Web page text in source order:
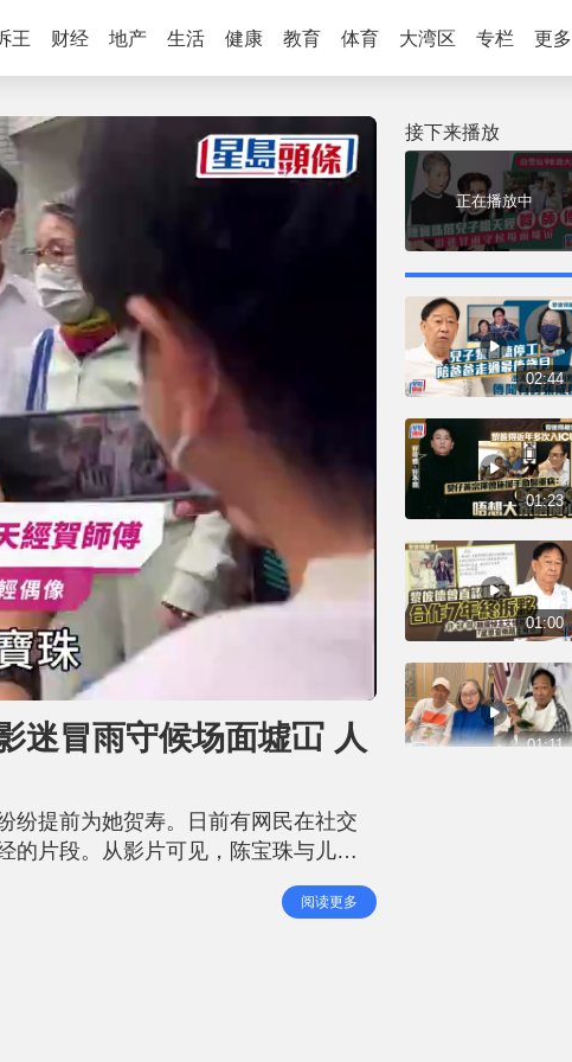
王 财经 地产 生活 健康 教育 体育 大湾区 专栏 更多
迷冒雨守候场面墟冚 人
纷提前为她贺寿。日前有网民在社交
的片段。从影片可见，陈宝珠与儿子
足见陈宝珠的魅力不减当年。 陈宝珠
上，热情地与偶像互动，情况绝不逊
阅读更多
接下来播放
正在播放中
02:44
01:23
01:00
01:11